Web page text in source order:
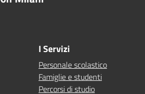
I Servizi
Personale scolastico
Famiglie e studenti
Percorsi di studio